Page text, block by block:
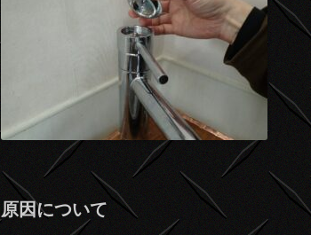
原因について